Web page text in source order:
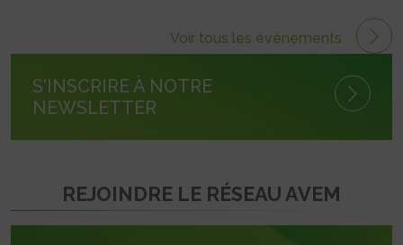
Voir tous les événements
S'INSCRIRE À NOTRE
NEWSLETTER
REJOINDRE LE RÉSEAU AVEM